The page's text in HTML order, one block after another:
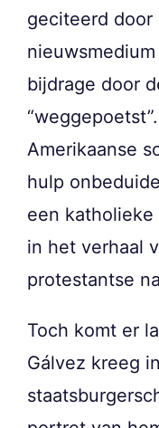
geciteerd door
nieuwsmedium
bijdrage door
Amerikaanse
hulp
een
in het verhaal
protestantse
Toch komt er
Gálvez kreeg